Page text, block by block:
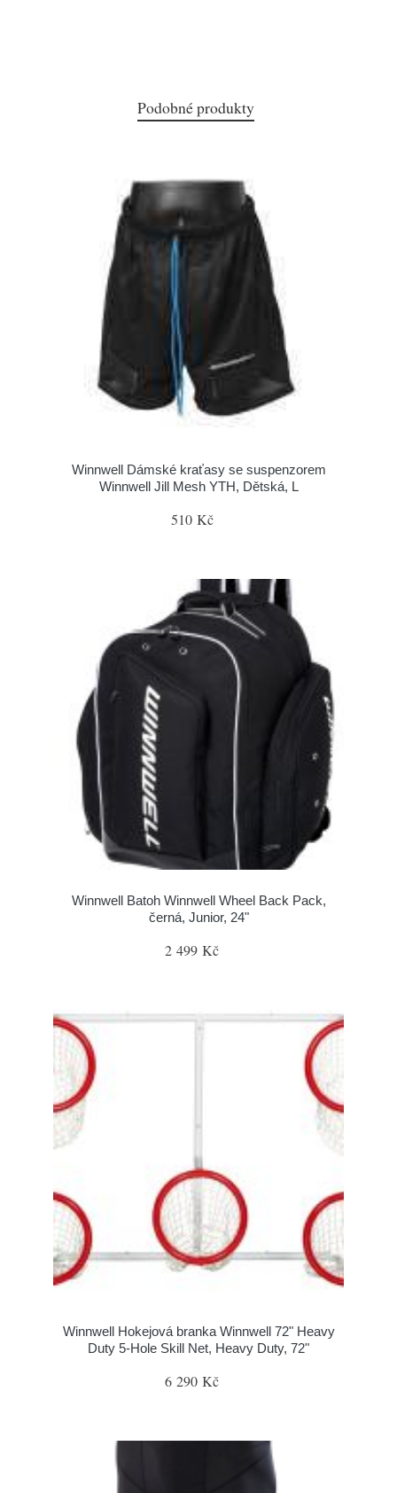
Podobné produkty
Winnwell Dámské kraťasy se suspenzorem
Winnwell Jill Mesh YTH, Dětská, L
510 Kč
Winnwell Batoh Winnwell Wheel Back Pack,
černá, Junior, 24"
2 499 Kč
Winnwell Hokejová branka Winnwell 72" Heavy
Duty 5-Hole Skill Net, Heavy Duty, 72"
6 290 Kč